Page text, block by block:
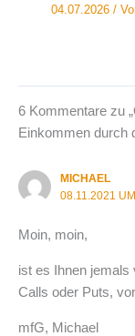
04.07.2026/
6 Kommentare zu
Einkommen durch
MICHAEL
08.11.2021
Moin, moin,
ist es Ihnen jemals
Calls oder Puts,
mfG, Michael